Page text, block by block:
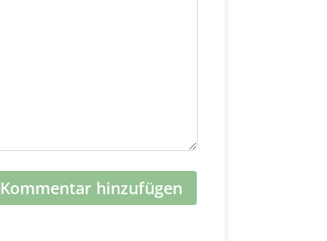
Kommentar hinzufügen